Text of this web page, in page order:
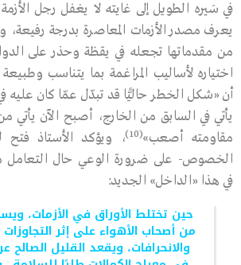
في سَيره الطويل إلى غايته لا يغفل رجل
يعرف مصدر الأزمات المعاصرة بدرجة
من مقدماتها تجعله في يقظة وحذر على
اختياره لأساليب المراغمة بما يتناسب
أن «شكل الخطر حاليًّا قد تبدّل عمّا كان عليه
يأتي في السابق من الخارج، أصبح الآن
مقاومته أصعب»(10)
، ويؤكد الأستاذ
الخصوص- على ضرورة الوعي حال التعامل
في هذا «الداخل» الجديد:
حين تختلط الأوراق في الأزمات،
من أصحاب الأهواء على إثر التجاوزات
والانحرافات، ويقعد القليل الصالح